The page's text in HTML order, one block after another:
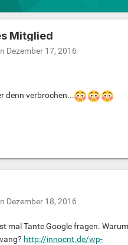
Mitglied
Dezember 17, 2016
denn verbrochen...
Dezember 18, 2016
mal Tante Google fragen.
http://innocnt.de/wp-